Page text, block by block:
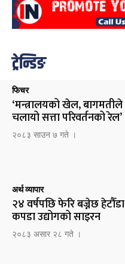
ट्रेन्डिङ
फिचर
‘मन्त्रालयको खेल, बागमतीले
चलायो सत्ता परिवर्तनको रेल’
२०८३ साउन ७ गते ।
अर्थ व्यापार
२४ वर्षपछि फेरि बज्नेछ हेटौँडा
कपडा उद्योगको साइरन
२०८३ असार २८ गते ।